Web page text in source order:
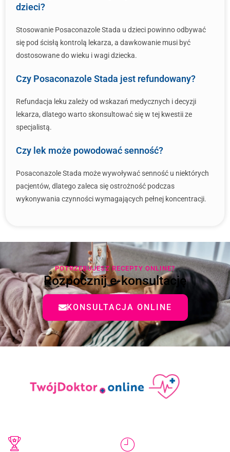
dzieci?
Stosowanie Posaconazole Stada u dzieci powinno odbywać
się pod ścisłą kontrolą lekarza, a dawkowanie musi być
dostosowane do wieku i wagi dziecka.
Czy Posaconazole Stada jest refundowany?
Refundacja leku zależy od wskazań medycznych i decyzji
lekarza, dlatego warto skonsultować się w tej kwestii ze
specjalistą.
Czy lek może powodować senność?
Posaconazole Stada może wywoływać senność u niektórych
pacjentów, dlatego zaleca się ostrożność podczas
wykonywania czynności wymagających pełnej koncentracji.
POTRZEBUJESZ RECEPTY ONLINE?
Rozpocznij e-konsultację
KONSULTACJA ONLINE